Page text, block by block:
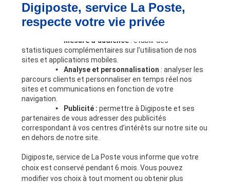
Digiposte, service La Poste,
respecte votre vie privée
votre accord pour être déposés. Les finalités de ces
cookies sont les suivantes :
Mesure d’audience
: établir des
statistiques complémentaires sur l'utilisation de nos
sites et applications mobiles.
•
Analyse et personnalisation : analyser les
parcours clients et personnaliser en temps réel nos
sites et communications en fonction de votre
navigation.
•
Publicité : permettre à Digiposte et ses
partenaires de vous adresser des publicités
correspondant à vos centres d’intérêts sur notre site ou
en dehors de notre site.
Digiposte, service de La Poste vous informe que votre
choix est conservé pendant 6 mois. Vous pouvez
modifier vos choix à tout moment ou obtenir plus
Dématérialisation RH
Coffre-fort numérique
Partage sécurisé
Outils RH
Nous connaître
Digiposte
Notre expertise RH
Nos engagements
Nous rejoindre
Partenaires
Ressources
A la une